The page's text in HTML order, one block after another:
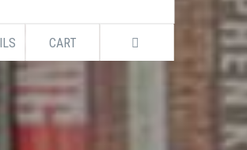
CART DETAILS